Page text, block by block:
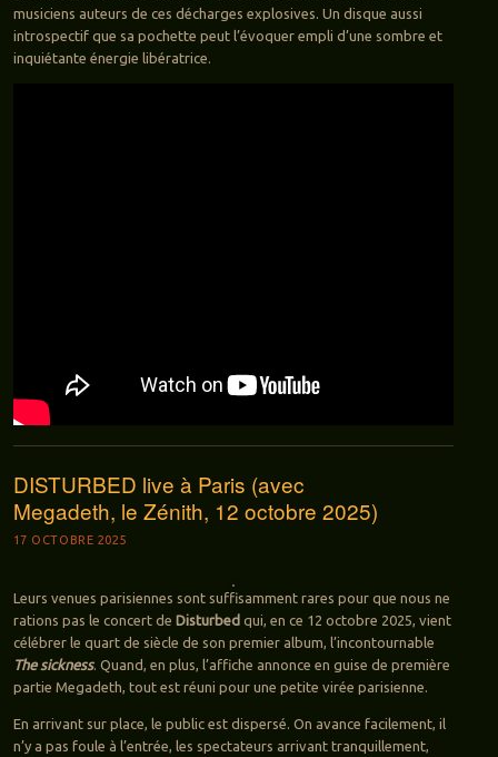
musiciens auteurs de ces décharges explosives. Un disque aussi
introspectif que sa pochette peut l’évoquer empli d’une sombre et
inquiétante énergie libératrice.
DISTURBED live à Paris (avec
Megadeth, le Zénith, 12 octobre 2025)
17 OCTOBRE 2025
Leurs venues parisiennes sont suffisamment rares pour que nous ne
rations pas le concert de Disturbed qui, en ce 12 octobre 2025, vient
célébrer le quart de siècle de son premier album, l’incontournable
The sickness. Quand, en plus, l’affiche annonce en guise de première
partie Megadeth, tout est réuni pour une petite virée parisienne.
En arrivant sur place, le public est dispersé. On avance facilement, il
n’y a pas foule à l’entrée, les spectateurs arrivant tranquillement,